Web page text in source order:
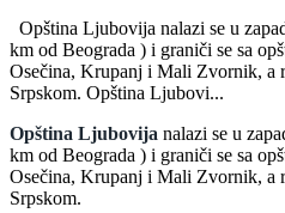
Opština Ljubovija nalazi se u
km od Beograda ) i graniči se sa
Osečina, Krupanj i Mali Zvornik, a
Srpskom. Opština Ljubovi...
Opština Ljubovija nalazi se u
km od Beograda ) i graniči se sa
Osečina, Krupanj i Mali Zvornik, a
Srpskom.